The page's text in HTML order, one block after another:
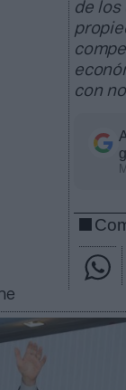
de los
con